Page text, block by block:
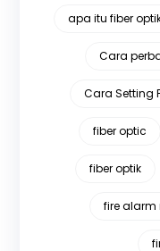
apa itu fiber
Cara
Cara Setting
fiber optic
fiber optik
fire alarm